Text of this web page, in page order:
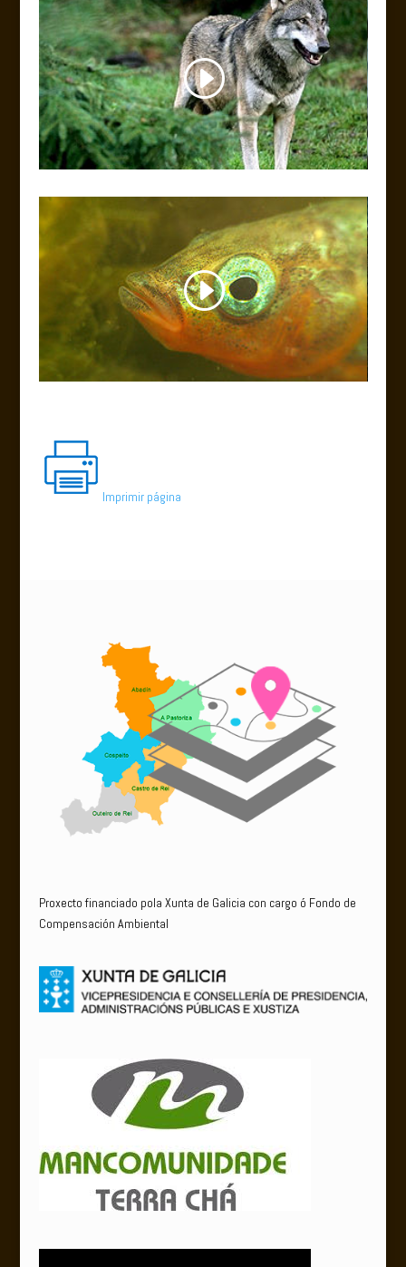
Imprimir página
Proxecto financiado pola Xunta de Galicia con cargo ó Fondo de
Compensación Ambiental